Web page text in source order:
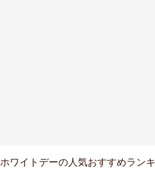
ホワイトデーの人気おすすめランキ